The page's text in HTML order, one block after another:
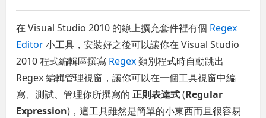
在 Visual Studio 2010 的線上擴充套件裡有個 Regex
Editor小工具，安裝好之後可以讓你在 Visual Studio
2010 程式編輯區撰寫 Regex類別程式時自動跳出
Regex 編輯管理視窗，讓你可以在一個工具視窗中編
寫、測試、管理你所撰寫的正則表達式(Regular
Expression)，這工具雖然是簡單的小東西而且很容易